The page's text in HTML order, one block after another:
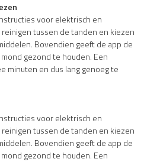
voor elektrisch en
tussen de tanden en kiezen
Bovendien geeft de app de
gezond te houden. Een
minuten en dus lang genoeg te
voor elektrisch en
tussen de tanden en kiezen
Bovendien geeft de app de
gezond te houden. Een